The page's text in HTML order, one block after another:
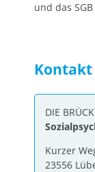
und das SGB
Kontakt
DIE
Kurzer
23556